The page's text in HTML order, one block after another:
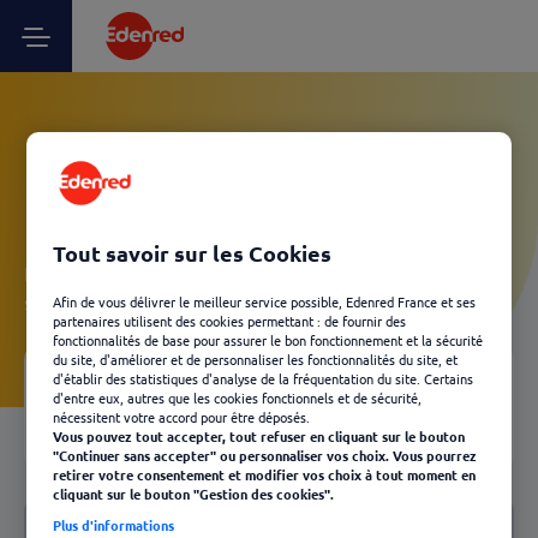
Vos questions Client
Laissez-vous guider et découvrez, en quelques clics, les
solutions Edenred les plus adaptées à votre besoin.
04 Votre FAQ
Retour
Livraison
Notre FAQ
Tout savoir sur les Cookies
Afin de vous délivrer le meilleur service possible, Edenred France et ses
partenaires utilisent des cookies permettant : de fournir des
fonctionnalités de base pour assurer le bon fonctionnement et la sécurité
du site, d'améliorer et de personnaliser les fonctionnalités du site, et
d'établir des statistiques d'analyse de la fréquentation du site. Certains
d'entre eux, autres que les cookies fonctionnels et de sécurité,
nécessitent votre accord pour être déposés.
Vous pouvez tout accepter, tout refuser en cliquant sur le bouton
"Continuer sans accepter" ou personnaliser vos choix. Vous pourrez
retirer votre consentement et modifier vos choix à tout moment en
cliquant sur le bouton "Gestion des cookies".
Plus d'informations